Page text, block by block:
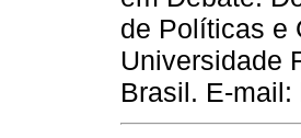
de Políticas e
Universidade
Brasil. E-